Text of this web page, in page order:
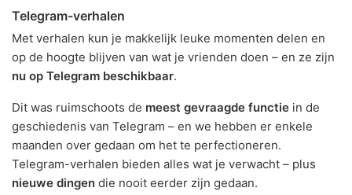
Telegram-verhalen
Met verhalen kun je makkelijk leuke momenten delen en
op de hoogte blijven van wat je vrienden doen – en ze zijn
nu op Telegram beschikbaar.
Dit was ruimschoots de meest gevraagde functie in de
geschiedenis van Telegram – en we hebben er enkele
maanden over gedaan om het te perfectioneren.
Telegram-verhalen bieden alles wat je verwacht – plus
nieuwe dingen die nooit eerder zijn gedaan.